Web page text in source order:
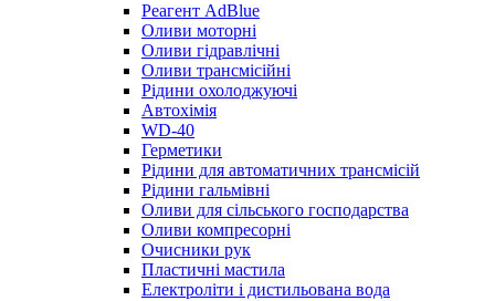
Реагент AdBlue
Оливи моторні
Оливи гідравлічні
Оливи трансмісійні
Рідини охолоджуючі
Автохімія
WD-40
Герметики
Рідини для автоматичних трансмісій
Рідини гальмівні
Оливи для сільського господарства
Оливи компресорні
Очисники рук
Пластичні мастила
Електроліти і дистильована вода